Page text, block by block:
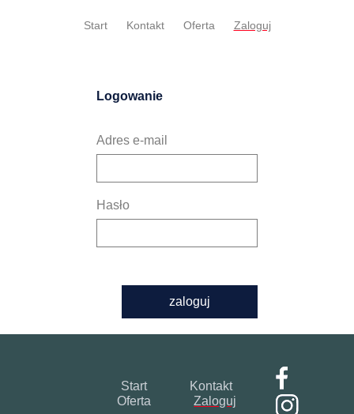
Start Kontakt Oferta Zaloguj
Logowanie
Adres e-mail
Hasło
zaloguj
Start
Kontakt
Oferta
Zaloguj